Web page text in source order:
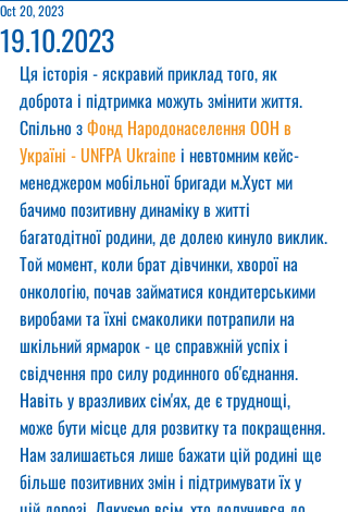
19.10.2023
Oct 20, 2023
Ця історія - яскравий приклад того, як
доброта і підтримка можуть змінити життя.
Спільно з Фонд Народонаселення ООН в
Україні - UNFPA Ukraine і невтомним кейс-
менеджером мобільної бригади м.Хуст ми
бачимо позитивну динаміку в житті
багатодітної родини, де долею кинуло виклик.
Той момент, коли брат дівчинки, хворої на
онкологію, почав займатися кондитерськими
виробами та їхні смаколики потрапили на
шкільний ярмарок - це справжній успіх і
свідчення про силу родинного об'єднання.
Навіть у вразливих сім'ях, де є труднощі,
може бути місце для розвитку та покращення.
Нам залишається лише бажати цій родині ще
більше позитивних змін і підтримувати їх у